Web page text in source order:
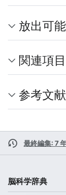
放出可
関連項目
参考文献
最終編集: 7
脳科学辞典